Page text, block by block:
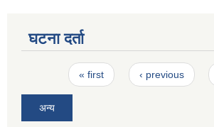
घटना दर्ता
Pages« first ‹ previous
अन्य